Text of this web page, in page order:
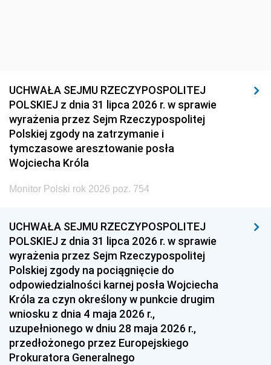
UCHWAŁA SEJMU RZECZYPOSPOLITEJ
POLSKIEJ z dnia 31 lipca 2026 r. w sprawie
wyrażenia przez Sejm Rzeczypospolitej
Polskiej zgody na zatrzymanie i
tymczasowe aresztowanie posła
Wojciecha Króla
Monitor Polski rok 2026 poz. 754
UCHWAŁA SEJMU RZECZYPOSPOLITEJ
POLSKIEJ z dnia 31 lipca 2026 r. w sprawie
wyrażenia przez Sejm Rzeczypospolitej
Polskiej zgody na pociągnięcie do
odpowiedzialności karnej posła Wojciecha
Króla za czyn określony w punkcie drugim
wniosku z dnia 4 maja 2026 r.,
uzupełnionego w dniu 28 maja 2026 r.,
przedłożonego przez Europejskiego
Prokuratora Generalnego